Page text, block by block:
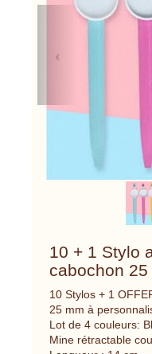
Previous
10 + 1 Stylo
cabochon 25
10 Stylos + 1
25 mm à
Lot de 4 couleurs:
Mine rétractable